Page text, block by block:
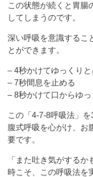
この状態が続くと胃腸
してしまうのです。
深い呼吸を意識するこ
とができます。
– 4秒かけてゆっくりと
– 7秒間息を止める
– 8秒かけて口からゆ
この「4-7-8呼吸法」
腹式呼吸を心がけ、お
要です。
「また吐き気がする
時こそ、この呼吸法を